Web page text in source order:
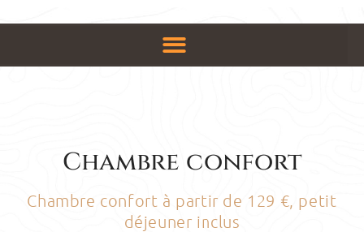
Chambre confort
Chambre confort à partir de 129 €, petit
déjeuner inclus